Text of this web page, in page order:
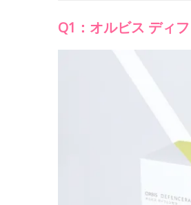
Q1：オルビス ディ